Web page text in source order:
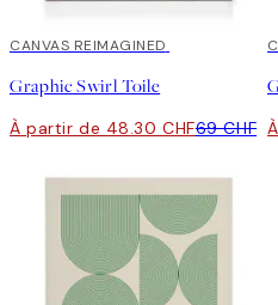
30%*
CANVAS REIMAGINED
Graphic Swirl Toile
À partir de 48.30 CHF69 CHF